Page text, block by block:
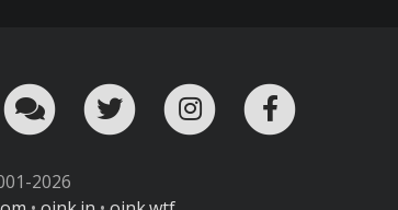
en Telegram!
TV Charla con nosotros en Telegram
Twitter Instagram
2026